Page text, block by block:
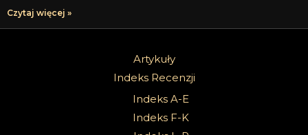
Czytaj więcej »
Artykuły
Indeks Recenzji
Indeks A-E
Indeks F-K